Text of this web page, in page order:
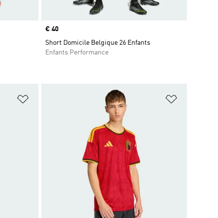
Prix
€ 40
Short Domicile Belgique 26 Enfants
Enfants Performance
Ajouter à la Liste de produits favoris